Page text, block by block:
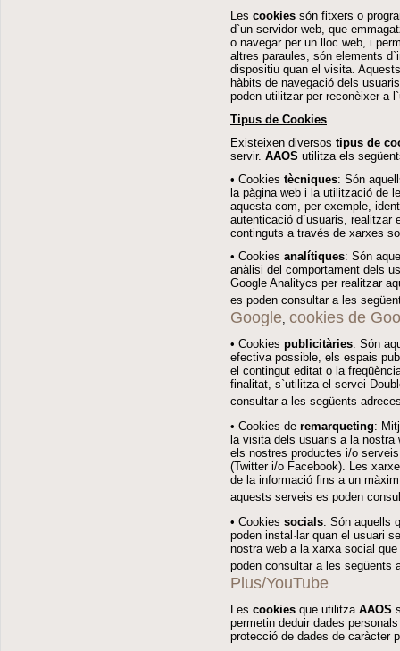
Les cookies són fitxers o
d`un servidor web, que
o navegar per un lloc web, i
altres paraules, són elements
dispositiu quan el visita.
hàbits de navegació dels
poden utilitzar per reconèixer a
Tipus de Cookies
Existeixen diversos tipus de
servir. AAOS utilitza els
• Cookies tècniques: Són
la pàgina web i la utilització de
aquesta com, per exemple,
autenticació d`usuaris, realitzar
continguts a través de xarxes
• Cookies analítiques: Són
anàlisi del comportament dels
Google Analitycs per realitzar
es poden consultar a les
Google; cookies de
• Cookies publicitàries: Són
efectiva possible, els espais
el contingut editat o la
finalitat, s`utilitza el servei
consultar a les següents
• Cookies de remarqueting:
la visita dels usuaris a la nostra
els nostres productes i/o
(Twitter i/o Facebook). Les
de la informació fins a un
aquests serveis es poden
• Cookies socials: Són aquells
poden instal·lar quan el usuari
nostra web a la xarxa social
poden consultar a les següents
Plus/YouTube.
Les cookies que utilitza AAOS
permetin deduir dades
protecció de dades de caràcter